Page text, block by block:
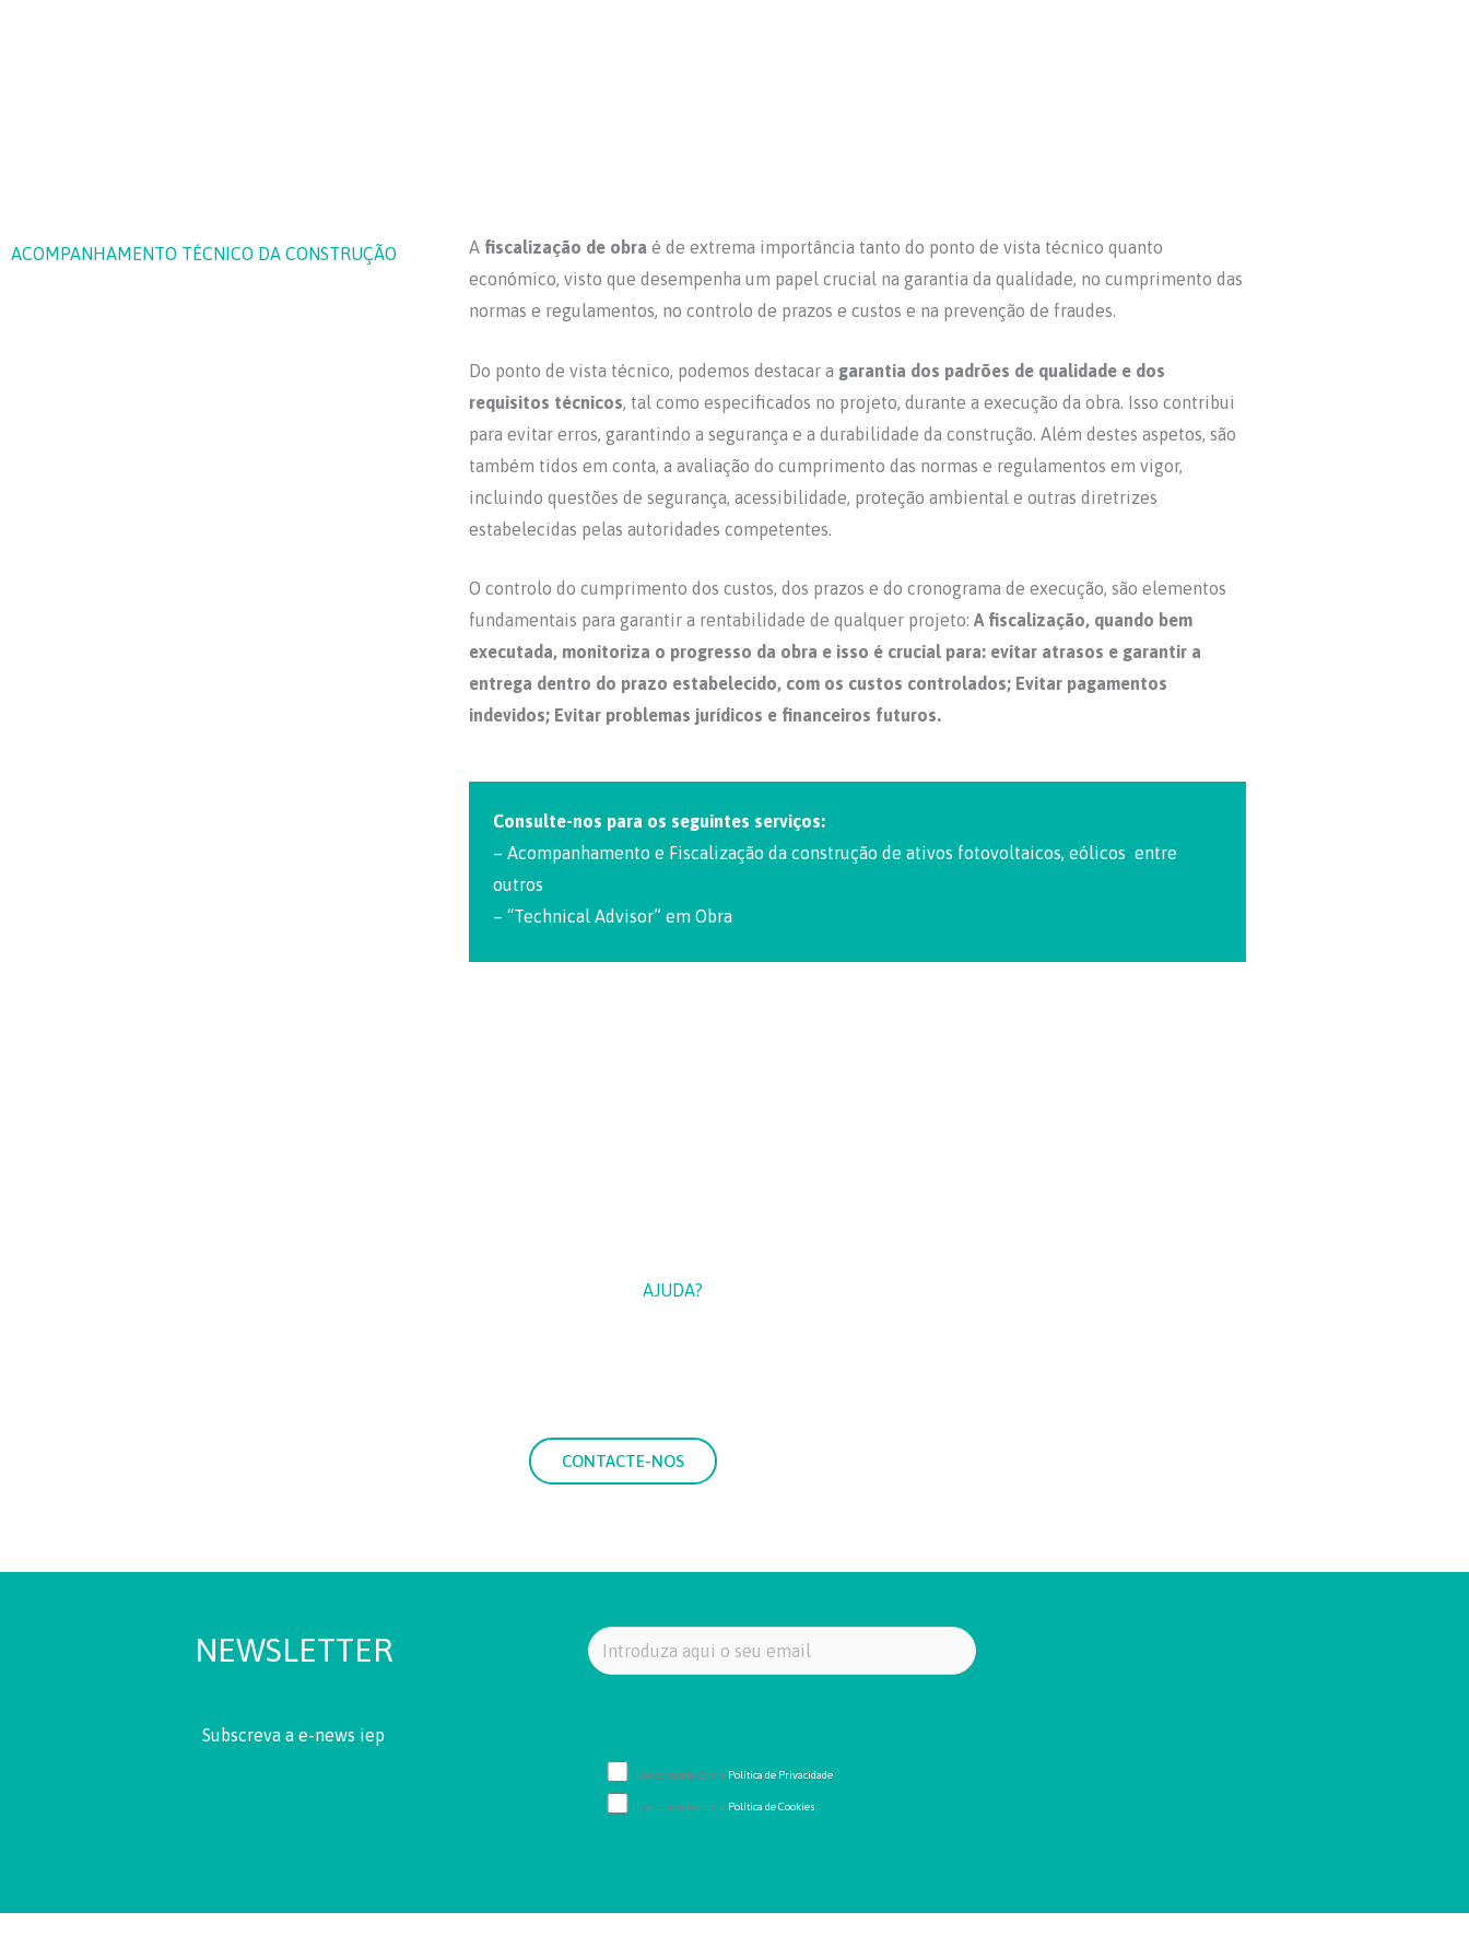
ACOMPANHAMENTO TÉCNICO DA CONSTRUÇÃO A fiscalização de obra é de extrema importância tanto do ponto de vista técnico quanto
económico, visto que desempenha um papel crucial na garantia da qualidade, no cumprimento das
normas e regulamentos, no controlo de prazos e custos e na prevenção de fraudes.
Do ponto de vista técnico, podemos destacar a garantia dos padrões de qualidade e dos
requisitos técnicos , tal como especificados no projeto, durante a execução da obra. Isso contribui
para evitar erros, garantindo a segurança e a durabilidade da construção. Além destes aspetos, são
também tidos em conta, a avaliação do cumprimento das normas e regulamentos em vigor,
incluindo questões de segurança, acessibilidade, proteção ambiental e outras diretrizes
estabelecidas pelas autoridades competentes.
O controlo do cumprimento dos custos, dos prazos e do cronograma de execução, são elementos
fundamentais para garantir a rentabilidade de qualquer projeto: A fiscalização, quando bem
executada, monitoriza o progresso da obra e isso é crucial para: evitar atrasos e garantir a
entrega dentro do prazo estabelecido, com os custos controlados; Evitar pagamentos
indevidos; Evitar problemas jurídicos e financeiros futuros.
Consulte-nos para os seguintes serviços:
– Acompanhamento e Fiscalização da construção de ativos fotovoltaicos, eólicos entre
outros
– “Technical Advisor” em Obra
AJUDA?
CONTACTE-NOS
NEWSLETTER
Subscreva a e-news iep
Li e concordo com a Política de Privacidade
Li e concordo com a Política de Cookies